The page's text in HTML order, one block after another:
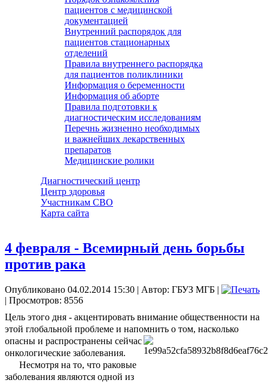
пациентов с медицинской
документацией
Внутренний распорядок для
пациентов стационарных
отделений
Правила внутреннего распорядка
для пациентов поликлиники
Информация о беременности
Информация об аборте
Правила подготовки к
диагностическим исследованиям
Перечнь жизненно необходимых
и важнейших лекарственных
препаратов
Медицинские ролики
Диагностический центр
Центр здоровья
Участникам СВО
Карта сайта
4 февраля - Всемирный день борьбы
против рака
Опубликовано 04.02.2014 15:30 | Автор: ГБУЗ МГБ |
| Просмотров: 8556
Цель этого дня - акцентировать внимание общественности на
этой глобальной проблеме и напомнить о том, насколько
опасны и распространены сейчас
онкологические заболевания.
Несмотря на то, что раковые
заболевания являются одной из